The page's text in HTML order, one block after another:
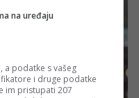
na uređaju
a podatke s vašeg
i druge podatke
im pristupati 207